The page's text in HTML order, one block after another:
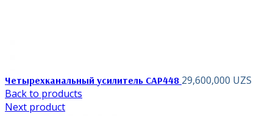
Четырехканальный усилитель CAP448 29,600,000 UZS
Back to products
Next product